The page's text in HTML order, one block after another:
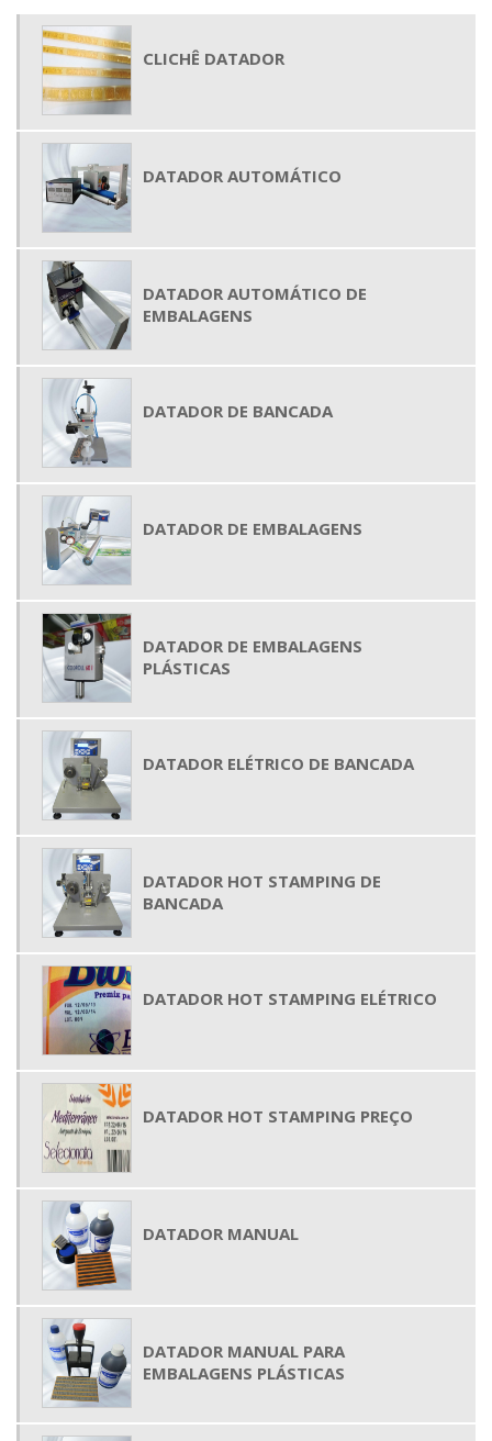
CLICHÊ DATADOR
DATADOR AUTOMÁTICO
DATADOR AUTOMÁTICO DE
EMBALAGENS
DATADOR DE BANCADA
DATADOR DE EMBALAGENS
DATADOR DE EMBALAGENS
PLÁSTICAS
DATADOR ELÉTRICO DE BANCADA
DATADOR HOT STAMPING DE
BANCADA
DATADOR HOT STAMPING ELÉTRICO
DATADOR HOT STAMPING PREÇO
DATADOR MANUAL
DATADOR MANUAL PARA
EMBALAGENS PLÁSTICAS